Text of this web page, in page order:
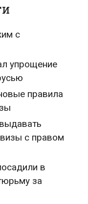
с
упрощение
правила
с правом
в
за